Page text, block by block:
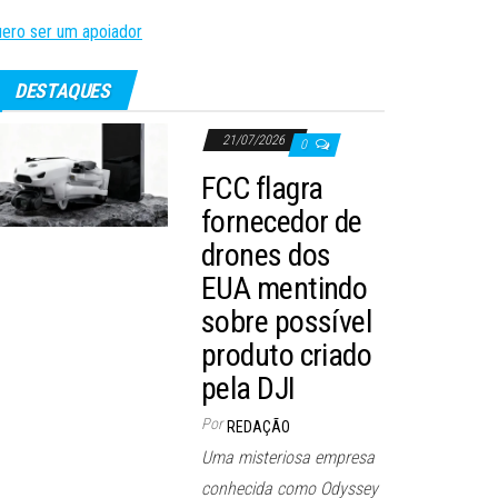
ser um apoiador
DESTAQUES
21/07/2026 0
FCC flagra
fornecedor de
drones dos
EUA mentindo
sobre possível
produto criado
pela DJI
Por REDAÇÃO
Uma misteriosa empresa
conhecida como Odyssey